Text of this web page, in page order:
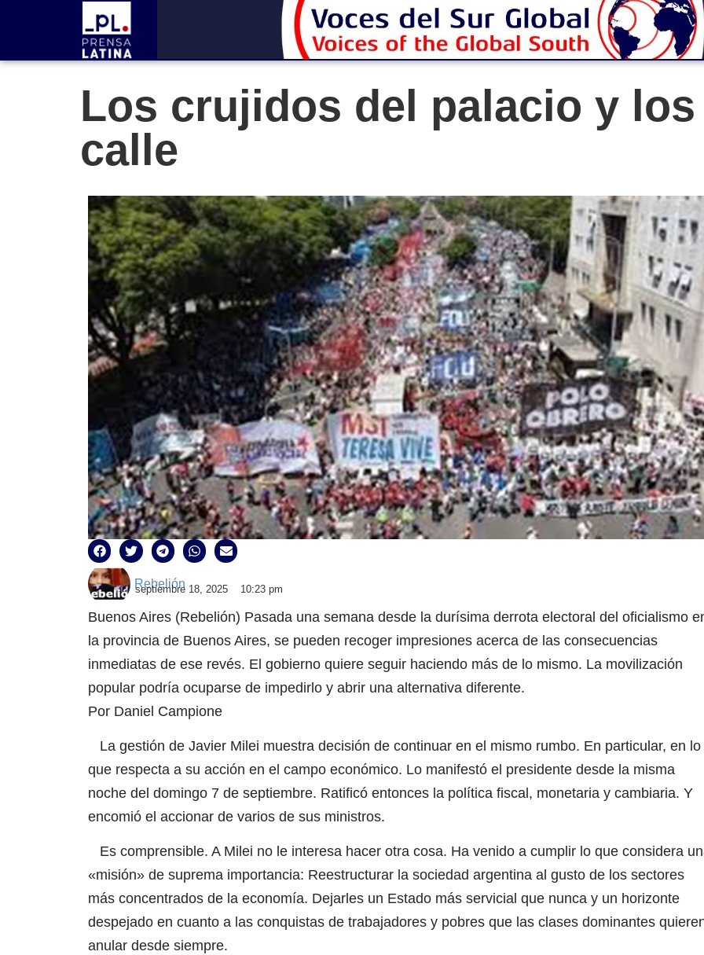
Los crujidos del palacio y
calle
Rebelión
septiembre 18, 2025 10:23 pm
Buenos Aires (Rebelión) Pasada una semana desde la durísima derrota electoral del oficialismo
la provincia de Buenos Aires, se pueden recoger impresiones acerca de las consecuencias
inmediatas de ese revés. El gobierno quiere seguir haciendo más de lo mismo. La movilización
popular podría ocuparse de impedirlo y abrir una alternativa diferente.
Por Daniel Campione
La gestión de Javier Milei muestra decisión de continuar en el mismo rumbo. En particular, en lo
que respecta a su acción en el campo económico. Lo manifestó el presidente desde la misma
noche del domingo 7 de septiembre. Ratificó entonces la política fiscal, monetaria y cambiaria. Y
encomió el accionar de varios de sus ministros.
Es comprensible. A Milei no le interesa hacer otra cosa. Ha venido a cumplir lo que considera
«misión» de suprema importancia: Reestructurar la sociedad argentina al gusto de los sectores
más concentrados de la economía. Dejarles un Estado más servicial que nunca y un horizonte
despejado en cuanto a las conquistas de trabajadores y pobres que las clases dominantes
anular desde siempre.